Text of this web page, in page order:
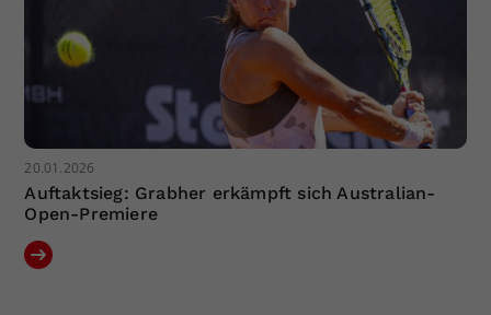
20.01.2026
Auftaktsieg: Grabher erkämpft sich Australian-
Open-Premiere